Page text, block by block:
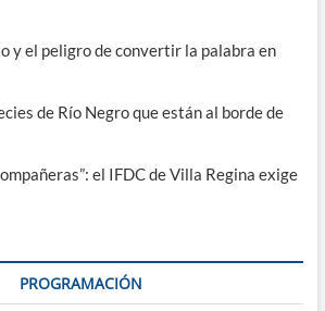
y el peligro de convertir la palabra en
de Río Negro que están al borde de
el IFDC de Villa Regina exige
PROGRAMACIÓN